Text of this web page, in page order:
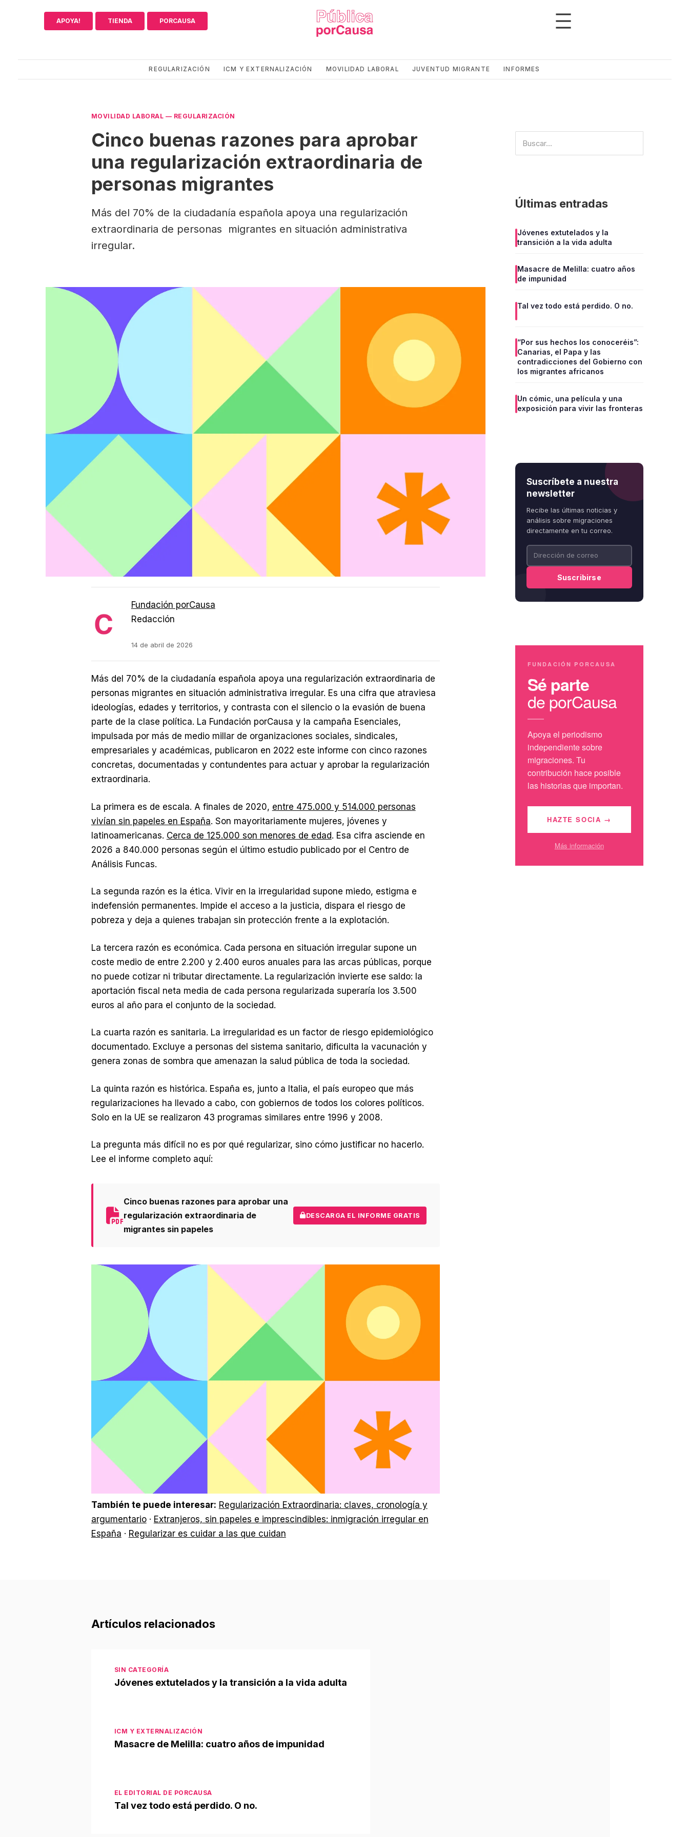
APOYA! TIENDA PORCAUSA
REGULARIZACIÓN ICM Y EXTERNALIZACIÓN MOVILIDAD LABORAL JUVENTUD MIGRANTE INFORMES
MOVILIDAD LABORAL — REGULARIZACIÓN
Cinco buenas razones para aprobar
una regularización extraordinaria de
personas migrantes
Más del 70% de la ciudadanía española apoya una regularización
extraordinaria de personas migrantes en situación administrativa
irregular.
Fundación porCausa
Redacción
14 de abril de 2026
Más del 70% de la ciudadanía española apoya una regularización extraordinaria de
personas migrantes en situación administrativa irregular. Es una cifra que atraviesa
ideologías, edades y territorios, y contrasta con el silencio o la evasión de buena
parte de la clase política. La Fundación porCausa y la campaña Esenciales,
impulsada por más de medio millar de organizaciones sociales, sindicales,
empresariales y académicas, publicaron en 2022 este informe con cinco razones
concretas, documentadas y contundentes para actuar y aprobar la regularización
extraordinaria.
La primera es de escala. A finales de 2020, entre 475.000 y 514.000 personas
vivían sin papeles en España. Son mayoritariamente mujeres, jóvenes y
latinoamericanas. Cerca de 125.000 son menores de edad. Esa cifra asciende en
2026 a 840.000 personas según el último estudio publicado por el Centro de
Análisis Funcas.
La segunda razón es la ética. Vivir en la irregularidad supone miedo, estigma e
indefensión permanentes. Impide el acceso a la justicia, dispara el riesgo de
pobreza y deja a quienes trabajan sin protección frente a la explotación.
La tercera razón es económica. Cada persona en situación irregular supone un
coste medio de entre 2.200 y 2.400 euros anuales para las arcas públicas, porque
no puede cotizar ni tributar directamente. La regularización invierte ese saldo: la
aportación fiscal neta media de cada persona regularizada superaría los 3.500
euros al año para el conjunto de la sociedad.
La cuarta razón es sanitaria. La irregularidad es un factor de riesgo epidemiológico
documentado. Excluye a personas del sistema sanitario, dificulta la vacunación y
genera zonas de sombra que amenazan la salud pública de toda la sociedad.
La quinta razón es histórica. España es, junto a Italia, el país europeo que más
regularizaciones ha llevado a cabo, con gobiernos de todos los colores políticos.
Solo en la UE se realizaron 43 programas similares entre 1996 y 2008.
La pregunta más difícil no es por qué regularizar, sino cómo justificar no hacerlo.
Lee el informe completo aquí:
Cinco buenas razones para aprobar una
regularización extraordinaria de
migrantes sin papeles
DESCARGA EL INFORME GRATIS
También te puede interesar: Regularización Extraordinaria: claves, cronología y
argumentario· Extranjeros, sin papeles e imprescindibles: inmigración irregular en
España · Regularizar es cuidar a las que cuidan
Artículos relacionados
SIN CATEGORÍA
Jóvenes extutelados y la transición a la vida adulta
ICM Y EXTERNALIZACIÓN
Masacre de Melilla: cuatro años de impunidad
EL EDITORIAL DE PORCAUSA
Tal vez todo está perdido. O no.
Últimas entradas
Jóvenes extutelados y la
transición a la vida adulta
Masacre de Melilla: cuatro años
de impunidad
Tal vez todo está perdido. O no.
“Por sus hechos los conoceréis”:
Canarias, el Papa y las
contradicciones del Gobierno con
los migrantes africanos
Un cómic, una película y una
exposición para vivir las fronteras
Suscríbete a nuestra
newsletter
Recibe las últimas noticias y
análisis sobre migraciones
directamente en tu correo.
FUNDACIÓN PORCAUSA
Sé parte
de porCausa
Apoya el periodismo
independiente sobre
migraciones. Tu
contribución hace posible
las historias que importan.
HAZTE SOCIA →
Más información